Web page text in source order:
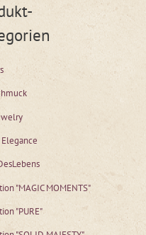
"MAGIC MOMENTS"
"PURE"